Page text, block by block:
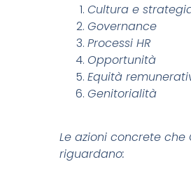
Cultura e
Governance
Processi HR
Opportunità
Equità
Genitorialità
Le azioni concrete
riguardano: